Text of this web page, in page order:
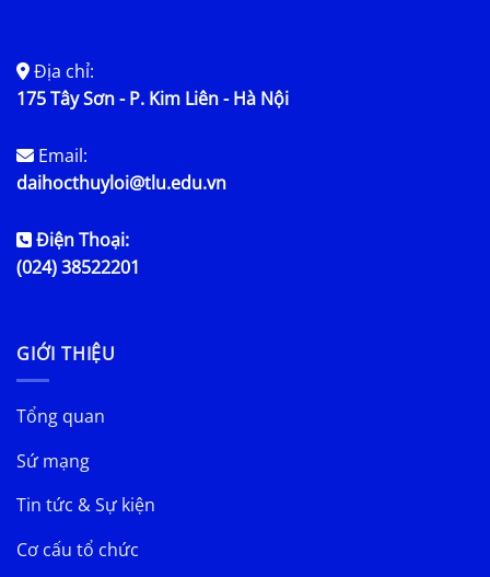
Địa chỉ:
175 Tây Sơn - P. Kim Liên - Hà Nội
Email:
daihocthuyloi@tlu.edu.vn
Điện Thoại:
(024) 38522201
GIỚI THIỆU
Tổng quan
Sứ mạng
Tin tức & Sự kiện
Cơ cấu tổ chức